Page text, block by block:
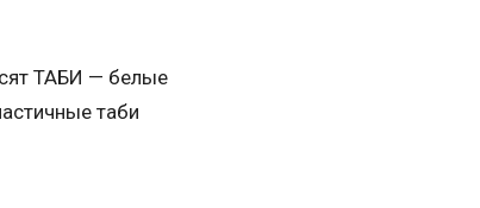
ТАБИ — белые
таби